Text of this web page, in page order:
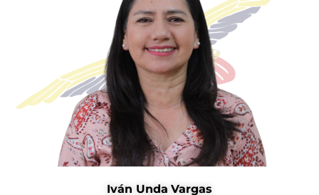
Iván Unda Vargas